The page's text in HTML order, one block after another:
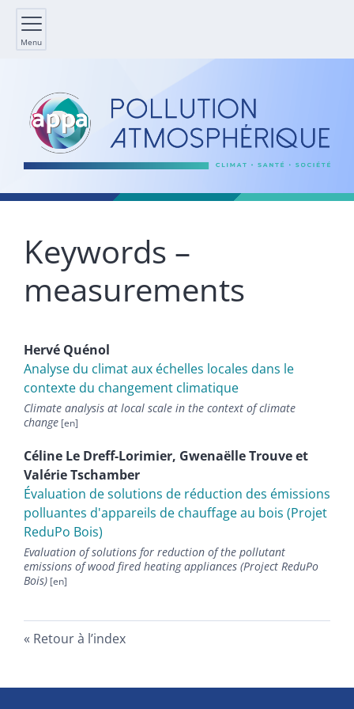
Menu
Keywords –
measurements
Hervé Quénol
Analyse du climat aux échelles locales dans le
contexte du changement climatique
Climate analysis at local scale in the context of climate
change
Céline Le Dreff-Lorimier, GwenaëlleTrouveet
ValérieTschamber
Évaluation de solutions de réduction des émissions
polluantes d'appareils de chauffage au bois (Projet
ReduPo Bois)
Evaluation of solutions for reduction of the pollutant
emissions of wood fired heating appliances (Project ReduPo
Bois)
Retour à l’index